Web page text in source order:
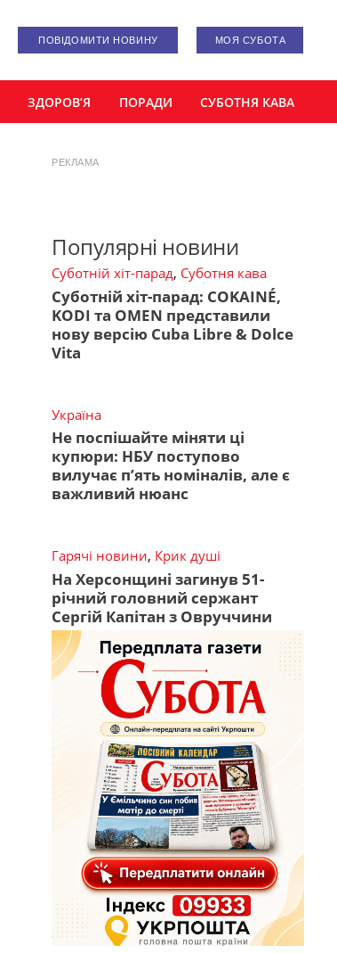
ПОВІДОМИТИ НОВИНУ МОЯ СУБОТА
ЗДОРОВ’Я ПОРАДИ СУБОТНЯ КАВА
РЕКЛАМА
Популярні новини
Суботній хіт-парад, Суботня кава
Суботній хіт-парад: COKAINÉ,
KODI та OMEN представили
нову версію Cuba Libre & Dolce
Vita
Україна
Не поспішайте міняти ці
купюри: НБУ поступово
вилучає п’ять номіналів, але є
важливий нюанс
Гарячі новини, Крик душі
На Херсонщині загинув 51-
річний головний сержант
Сергій Капітан з Овруччини